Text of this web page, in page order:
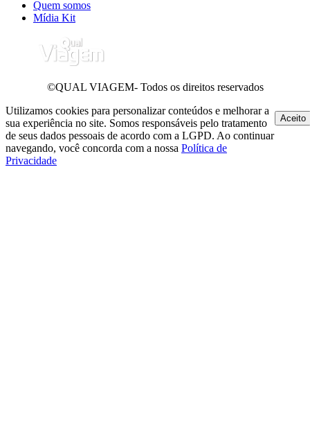
Quem somos
Mídia Kit
©QUAL VIAGEM- Todos os direitos reservados
Utilizamos cookies para personalizar conteúdos e melhorar a
sua experiência no site. Somos responsáveis pelo tratamento
de seus dados pessoais de acordo com a LGPD. Ao continuar
navegando, você concorda com a nossa Política de
Privacidade
Aceito